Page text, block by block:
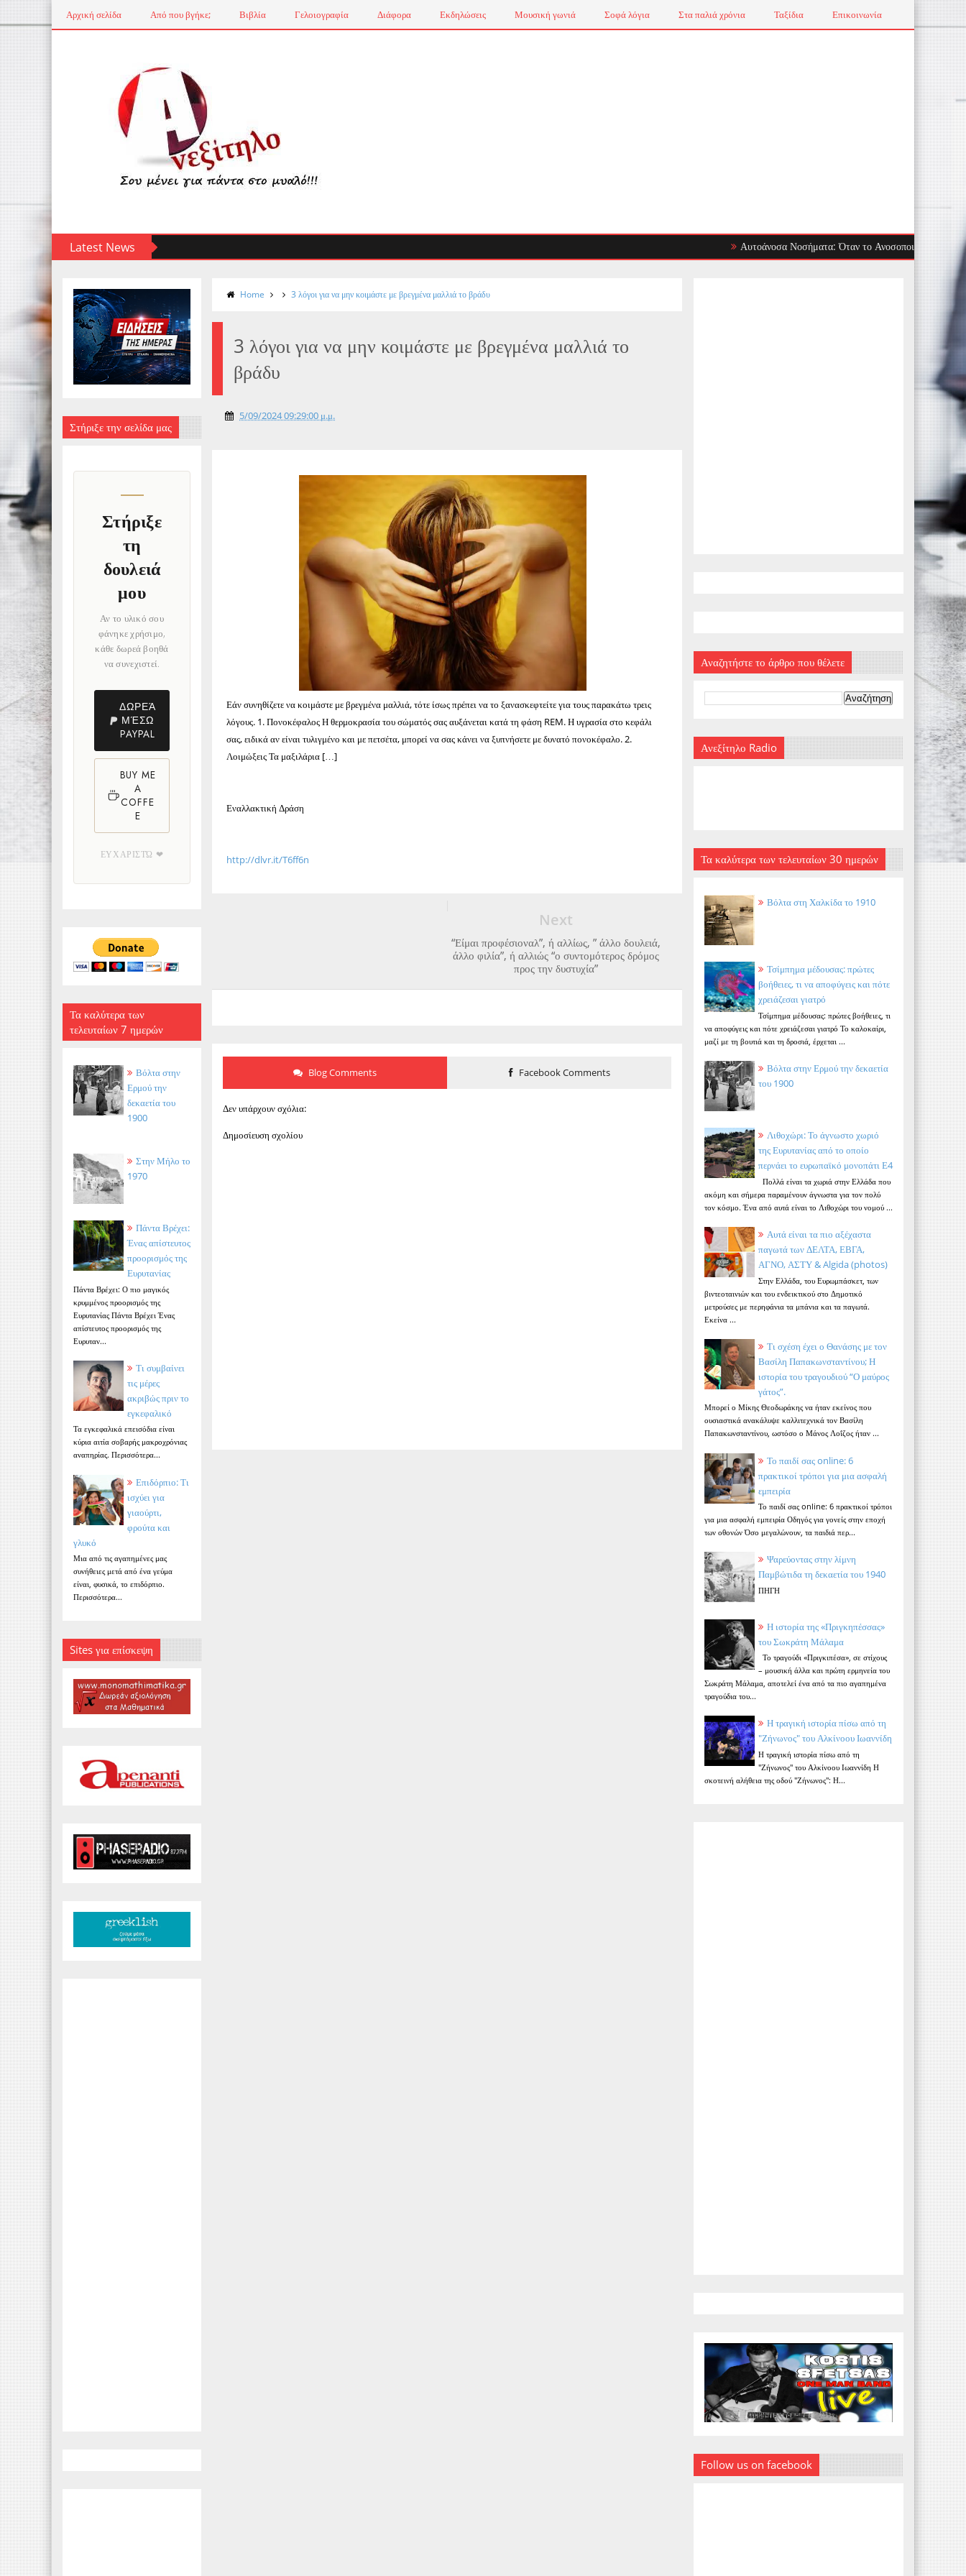
Αρχική σελίδα Από που βγήκε; Βιβλία Γελοιογραφία Διάφορα Εκδηλώσεις Μουσική γωνιά Σοφά λόγια Στα παλιά χρόνια Ταξίδια Επικοινωνία
Latest News Αυτοάνοσα Νοσήματα: Όταν το Ανοσοποιητικό Στρέφεται
Στήριξε την σελίδα μας
Στήριξε
τη
δουλειά
μου
Αν το υλικό σου
φάνηκε χρήσιμο,
κάθε δωρεά βοηθά
να συνεχιστεί.
ΔΩΡΕΆ
ΜΈΣΩ
PAYPAL
BUY ME
A
COFFE
E
ΕΥΧΑΡΙΣΤΏ ❤
Τα καλύτερα των
τελευταίων 7 ημερών
Βόλτα στην
Ερμού την
δεκαετία του
1900
Στην Μήλο το
1970
Πάντα Βρέχει:
Ένας απίστευτος
προορισμός της
Ευρυτανίας
Πάντα Βρέχει: Ο πιο μαγικός
κρυμμένος προορισμός της
Ευρυτανίας Πάντα Βρέχει Ένας
απίστευτος προορισμός της
Ευρυταν...
Τι συμβαίνει
τις μέρες
ακριβώς πριν το
εγκεφαλικό
Τα εγκεφαλικά επεισόδια είναι
κύρια αιτία σοβαρής μακροχρόνιας
αναπηρίας. Περισσότερα...
Επιδόρπιο: Τι
ισχύει για
γιαούρτι,
φρούτα και
γλυκό
Μια από τις αγαπημένες μας
συνήθειες μετά από ένα γεύμα
είναι, φυσικά, το επιδόρπιο.
Περισσότερα...
Sites για επίσκεψη
Home 3 λόγοι για να μην κοιμάστε με βρεγμένα μαλλιά το βράδυ
3 λόγοι για να μην κοιμάστε με βρεγμένα μαλλιά το
βράδυ
5/09/2024 09:29:00 μ.μ.
Εάν συνηθίζετε να κοιμάστε με βρεγμένα μαλλιά, τότε ίσως πρέπει να το ξανασκεφτείτε για τους παρακάτω τρεις
λόγους. 1. Πονοκέφαλος Η θερμοκρασία του σώματός σας αυξάνεται κατά τη φάση REM. Η υγρασία στο κεφάλι
σας, ειδικά αν είναι τυλιγμένο και με πετσέτα, μπορεί να σας κάνει να ξυπνήσετε με δυνατό πονοκέφαλο. 2.
Λοιμώξεις Τα μαξιλάρια […]
Εναλλακτική Δράση
http://dlvr.it/T6ff6n
Next
“Είμαι προφέσιοναλ”, ή αλλίως, ” άλλο δουλειά,
άλλο φιλία”, ή αλλιώς “ο συντομότερος δρόμος
προς την δυστυχία”
Blog Comments Facebook Comments
Δεν υπάρχουν σχόλια:
Δημοσίευση σχολίου
Αναζητήστε το άρθρο που θέλετε
Ανεξίτηλο Radio
Τα καλύτερα των τελευταίων 30 ημερών
Βόλτα στη Χαλκίδα το 1910
Τσίμπημα μέδουσας: πρώτες
βοήθειες, τι να αποφύγεις και πότε
χρειάζεσαι γιατρό
Τσίμπημα μέδουσας: πρώτες βοήθειες, τι
να αποφύγεις και πότε χρειάζεσαι γιατρό Το καλοκαίρι,
μαζί με τη βουτιά και τη δροσιά, έρχεται ...
Βόλτα στην Ερμού την δεκαετία
του 1900
Λιθοχώρι: Το άγνωστο χωριό
της Ευρυτανίας από το οποίο
περνάει το ευρωπαϊκό μονοπάτι Ε4
Πολλά είναι τα χωριά στην Ελλάδα που
ακόμη και σήμερα παραμένουν άγνωστα για τον πολύ
τον κόσμο. Ένα από αυτά είναι το Λιθοχώρι του νομού ...
Αυτά είναι τα πιο αξέχαστα
παγωτά των ΔΕΛΤΑ, ΕΒΓΑ,
ΑΓΝΟ, ΑΣΤΥ & Algida (photos)
Στην Ελλάδα, του Ευρωμπάσκετ, των
βιντεοταινιών και του ενδεικτικού στο Δημοτικό
μετρούσες με περηφάνια τα μπάνια και τα παγωτά.
Εκείνα ...
Τι σχέση έχει ο Θανάσης με τον
Βασίλη Παπακωνσταντίνου; Η
ιστορία του τραγουδιού “Ο μαύρος
γάτος”.
Μπορεί ο Μίκης Θεοδωράκης να ήταν εκείνος που
ουσιαστικά ανακάλυψε καλλιτεχνικά τον Βασίλη
Παπακωνσταντίνου, ωστόσο ο Μάνος Λοΐζος ήταν ...
Το παιδί σας online: 6
πρακτικοί τρόποι για μια ασφαλή
εμπειρία
Το παιδί σας online: 6 πρακτικοί τρόποι
για μια ασφαλή εμπειρία Οδηγός για γονείς στην εποχή
των οθονών Όσο μεγαλώνουν, τα παιδιά περ...
Ψαρεύοντας στην λίμνη
Παμβώτιδα τη δεκαετία του 1940
ΠΗΓΗ
Η ιστορία της «Πριγκηπέσσας»
του Σωκράτη Μάλαμα
Το τραγούδι «Πριγκιπέσα», σε στίχους
– μουσική άλλα και πρώτη ερμηνεία του
Σωκράτη Μάλαμα, αποτελεί ένα από τα πιο αγαπημένα
τραγούδια του...
Η τραγική ιστορία πίσω από τη
"Ζήνωνος" του Αλκίνοου Ιωαννίδη
Η τραγική ιστορία πίσω από τη
"Ζήνωνος" του Αλκίνοου Ιωαννίδη Η
σκοτεινή αλήθεια της οδού "Ζήνωνος": Η...
Follow us on facebook